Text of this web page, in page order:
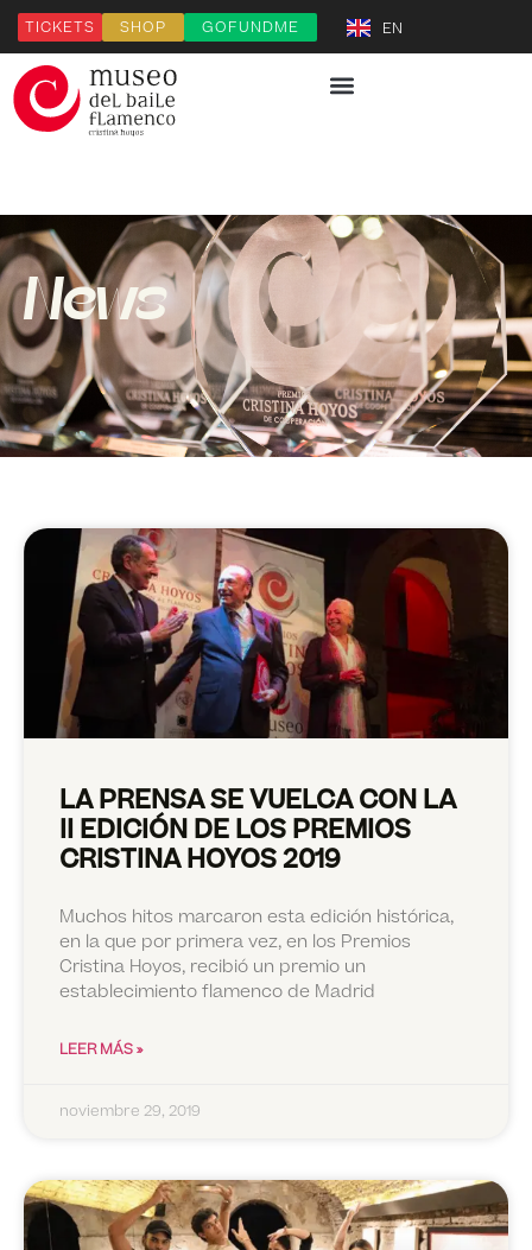
TICKETS SHOP GOFUNDME EN
News
LA PRENSA SE VUELCA CON LA
II EDICIÓN DE LOS PREMIOS
CRISTINA HOYOS 2019
Muchos hitos marcaron esta edición histórica,
en la que por primera vez, en los Premios
Cristina Hoyos, recibió un premio un
establecimiento flamenco de Madrid
LEER MÁS »
noviembre 29, 2019